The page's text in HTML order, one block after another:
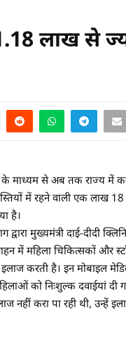
लाख से
के माध्यम से अब तक राज्य में
में रहने वाली एक लाख
है।
मुख्यमंत्री दाई-दीदी
में महिला चिकित्सकों और
करती है। इन मोबाइल
को निःशुल्क दवाईयां दी
नहीं करा पा रही थी, उन्हें